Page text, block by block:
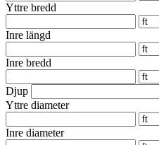
Yttre bredd
Inre längd
Inre bredd
Djup
Yttre diameter
Inre diameter